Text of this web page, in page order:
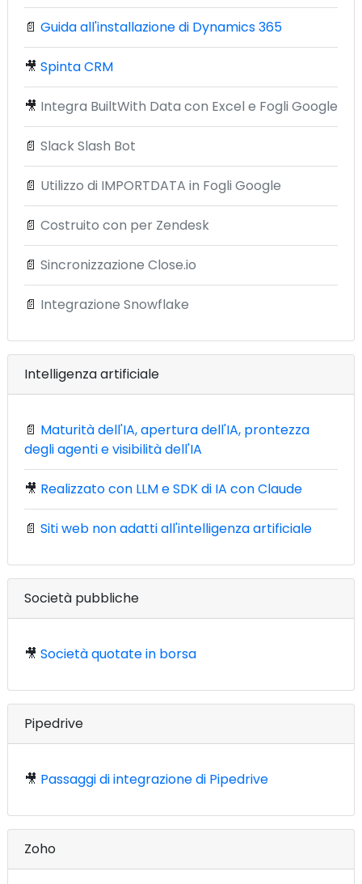
📄 Guida all'installazione di Dynamics 365
🎥 Spinta CRM
🎥 Integra BuiltWith Data con Excel e Fogli Google
📄 Slack Slash Bot
📄 Utilizzo di IMPORTDATA in Fogli Google
📄 Costruito con per Zendesk
📄 Sincronizzazione Close.io
📄 Integrazione Snowflake
Intelligenza artificiale
📄 Maturità dell'IA, apertura dell'IA, prontezza
degli agenti e visibilità dell'IA
🎥 Realizzato con LLM e SDK di IA con Claude
📄 Siti web non adatti all'intelligenza artificiale
Società pubbliche
🎥 Società quotate in borsa
Pipedrive
🎥 Passaggi di integrazione di Pipedrive
Zoho